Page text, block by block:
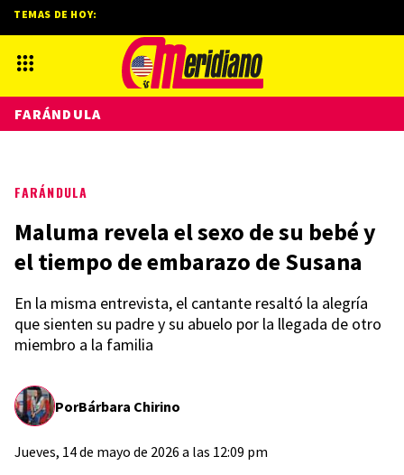
FARÁNDULA
Maluma revela el sexo de su bebé y
el tiempo de embarazo de Susana
En la misma entrevista, el cantante resaltó la alegría
que sienten su padre y su abuelo por la llegada de otro
miembro a la familia
PorBárbara Chirino
Jueves, 14 de mayo de 2026 a las 12:09 pm
TEMAS DE HOY:
FARÁNDULA